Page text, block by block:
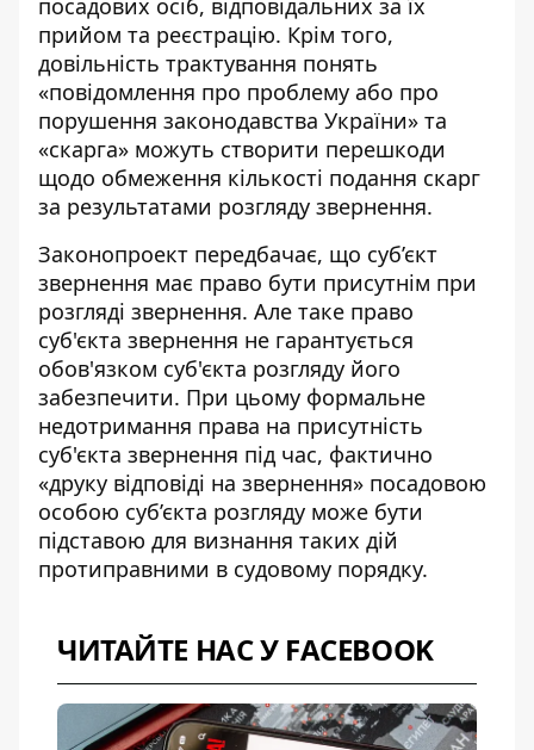
посадових осіб, відповідальних за їх
прийом та реєстрацію. Крім того,
довільність трактування понять
«повідомлення про проблему або про
порушення законодавства України» та
«скарга» можуть створити перешкоди
щодо обмеження кількості подання скарг
за результатами розгляду звернення.
Законопроект передбачає, що суб’єкт
звернення має право бути присутнім при
розгляді звернення. Але таке право
суб'єкта звернення не гарантується
обов'язком суб'єкта розгляду його
забезпечити. При цьому формальне
недотримання права на присутність
суб'єкта звернення під час, фактично
«друку відповіді на звернення» посадовою
особою суб’єкта розгляду може бути
підставою для визнання таких дій
протиправними в судовому порядку.
ЧИТАЙТЕ НАС У FACEBOOK